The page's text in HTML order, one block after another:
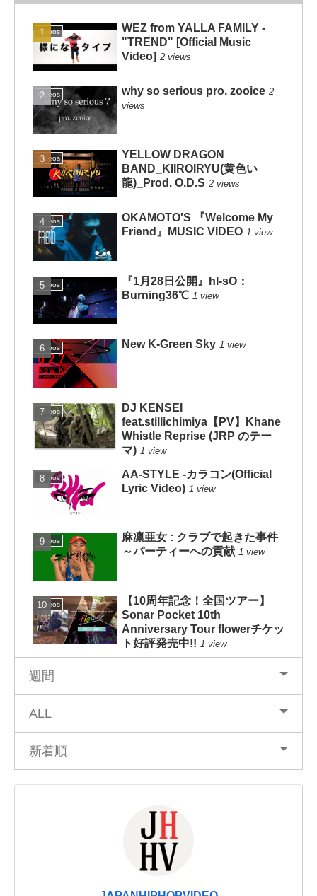
Videos
WEZ from YALLA FAMILY -
"TREND" [Official Music
Video] 2 views
Videos why so serious pro. zooice 2
views
Videos
YELLOW DRAGON
BAND_KIIROIRYU(黄色い
龍)_Prod. O.D.S 2 views
Videos
OKAMOTO'S 『Welcome My
Friend』MUSIC VIDEO 1 view
Videos
『1月28日公開』hI-sO：
Burning36℃ 1 view
Videos New K-Green Sky 1 view
Videos
DJ KENSEI
feat.stillichimiya【PV】Khane
Whistle Reprise (JRP のテー
マ) 1 view
Videos
AA-STYLE -カラコン(Official
Lyric Video) 1 view
Videos
麻凛亜女 : クラブで起きた事件
～パーティーへの貢献 1 view
Videos
【10周年記念！全国ツアー】
Sonar Pocket 10th
Anniversary Tour flowerチケッ
ト好評発売中!! 1 view
週間
ALL
新着順